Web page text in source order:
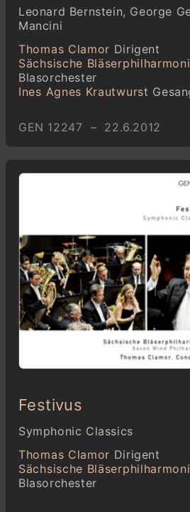
Leonard Bernstein, George
Mancini
Thomas Clamor Dirigent
Sächsische
Blasorchester
Ines Agnes Krautwurst
GEN 12247 – 22.6.2012
Festivus
Symphonic Classics
Thomas Clamor Dirigent
Sächsische
Blasorchester